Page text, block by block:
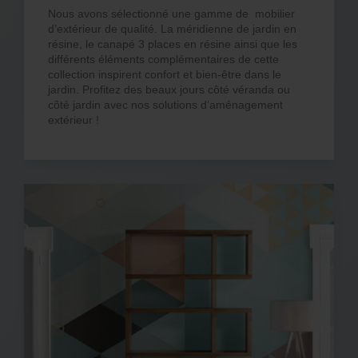
Nous avons sélectionné une gamme de mobilier
d’extérieur de qualité. La méridienne de jardin en
résine, le canapé 3 places en résine ainsi que les
différents éléments complémentaires de cette
collection inspirent confort et bien-être dans le
jardin. Profitez des beaux jours côté véranda ou
côté jardin avec nos solutions d’aménagement
extérieur !